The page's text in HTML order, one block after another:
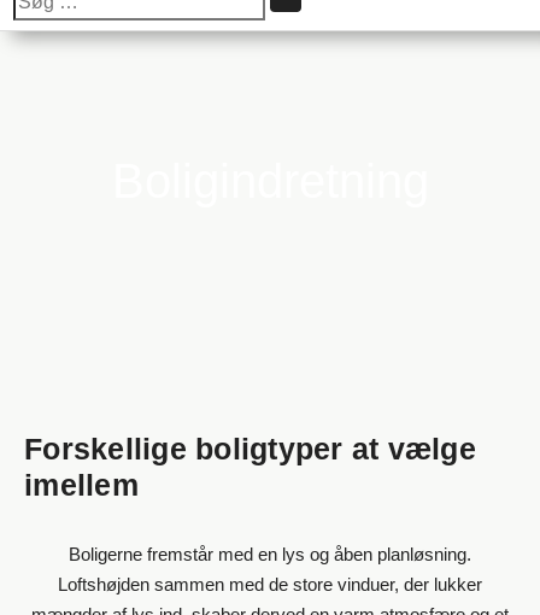
efter:
Søg
Forskellige boligtyper at vælge
imellem
Boligerne fremstår med en lys og åben planløsning.
Loftshøjden sammen med de store vinduer, der lukker